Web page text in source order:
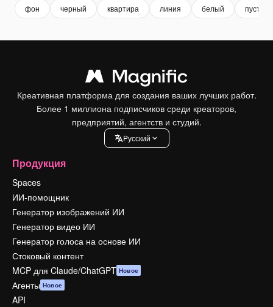
фон черный квартира линия белый пустой
Креативная платформа для создания ваших лучших работ.
Более 1 миллиона подписчиков среди креаторов,
предприятий, агентств и студий.
Pусский
Продукция
Spaces
ИИ-помощник
Генератор изображений ИИ
Генератор видео ИИ
Генератор голоса на основе ИИ
Стоковый контент
MCP для Claude/ChatGPT Новое
Агенты Новое
API